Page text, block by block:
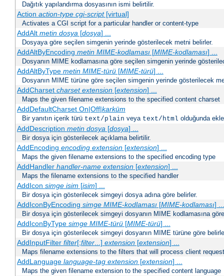
Dağıtık yapılandırma dosyasının ismi belirtilir.
Action action-type cgi-script[virtual]
Activates a CGI script for a particular handler or content-type
AddAlt metin dosya[dosya] ...
Dosyaya göre seçilen simgenin yerinde gösterilecek metni belirler.
AddAltByEncoding metin MIME-kodlaması[MIME-kodlaması] ...
Dosyanın MIME kodlamasına göre seçilen simgenin yerinde
AddAltByType metin MIME-türü[MIME-türü] ...
Dosyanın MIME türüne göre seçilen simgenin yerinde gösterilecek
AddCharset charset extension[extension] ...
Maps the given filename extensions to the specified content charset
AddDefaultCharset On|Off|karküm
Bir yanıtın içerik türü text/plain veya text/html olduğunda
AddDescription metin dosya[dosya] ...
Bir dosya için gösterilecek açıklama belirtilir.
AddEncoding encoding extension[extension] ...
Maps the given filename extensions to the specified encoding type
AddHandler handler-name extension[extension] ...
Maps the filename extensions to the specified handler
AddIcon simge isim [isim] ...
Bir dosya için gösterilecek simgeyi dosya adına göre belirler.
AddIconByEncoding simge MIME-kodlaması[MIME-kodlaması] ...
Bir dosya için gösterilecek simgeyi dosyanın MIME kodlamasına
AddIconByType simge MIME-türü[MIME-türü] ...
Bir dosya için gösterilecek simgeyi dosyanın MIME türüne göre
AddInputFilter filter[;filter...] extension[extension] ...
Maps filename extensions to the filters that will process client
AddLanguage language-tag extension[extension] ...
Maps the given filename extension to the specified content language